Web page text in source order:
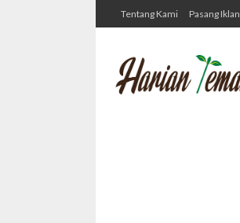
Tentang Kami Pasang Iklan